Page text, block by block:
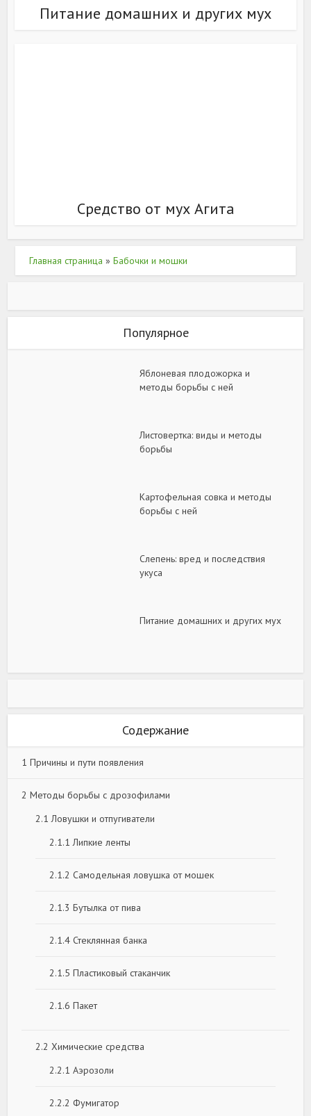
Питание домашних и других мух
Средство от мух Агита
Главная страница » Бабочки и мошки
Популярное
Яблоневая плодожорка и
методы борьбы с ней
Листовертка: виды и методы
борьбы
Картофельная совка и методы
борьбы с ней
Слепень: вред и последствия
укуса
Питание домашних и других мух
Содержание
1 Причины и пути появления
2 Методы борьбы с дрозофилами
2.1 Ловушки и отпугиватели
2.1.1 Липкие ленты
2.1.2 Самодельная ловушка от мошек
2.1.3 Бутылка от пива
2.1.4 Стеклянная банка
2.1.5 Пластиковый стаканчик
2.1.6 Пакет
2.2 Химические средства
2.2.1 Аэрозоли
2.2.2 Фумигатор